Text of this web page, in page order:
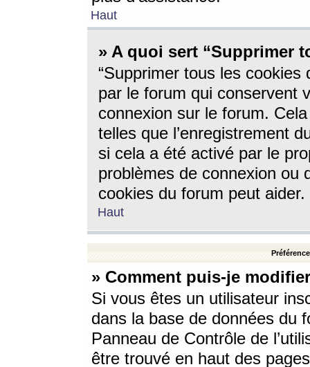
Haut
» A quoi sert “Supprimer
“Supprimer tous les cookies
par le forum qui conservent
connexion sur le forum.
telles que l’enregistrement
si cela a été activé par le
problèmes de connexion ou
cookies du forum peut aider.
Haut
» Comment puis-je
Si vous êtes un utilisateur
dans la base de données du
Panneau de Contrôle de
être trouvé en haut des